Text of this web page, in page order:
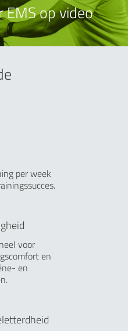
EMS op video
per week
voor
en
en